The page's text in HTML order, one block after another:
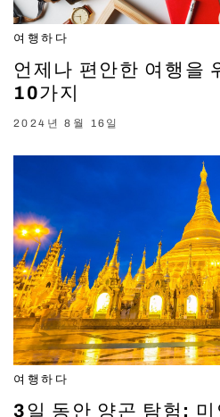
여행하다
언제나 편안한 여행을
10가지
2024년 8월 16일
여행하다
3일 동안 양곤 탐험: 미